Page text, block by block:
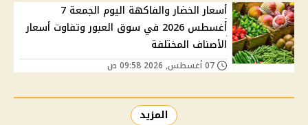
أسعار الخضار والفاكهة اليوم الجمعة 7
أغسطس 2026 في سوق العبور وتفاوت أسعار
الأصناف المختلفة
المزيد